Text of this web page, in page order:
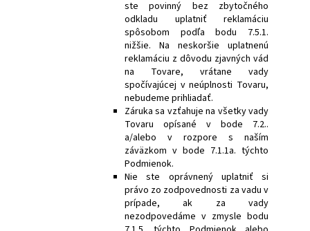
ste povinný bez zbytočného
odkladu uplatniť reklamáciu
spôsobom podľa bodu 7.5.1.
nižšie. Na neskoršie uplatnenú
reklamáciu z dôvodu zjavných vád
na Tovare, vrátane vady
spočívajúcej v neúplnosti Tovaru,
nebudeme prihliadať.
Záruka sa vzťahuje na všetky vady
Tovaru opísané v bode 7.2..
a/alebo v rozpore s naším
záväzkom v bode 7.1.1a. týchto
Podmienok.
Nie ste oprávnený uplatniť si
právo zo zodpovednosti za vadu v
prípade, ak za vady
nezodpovedáme v zmysle bodu